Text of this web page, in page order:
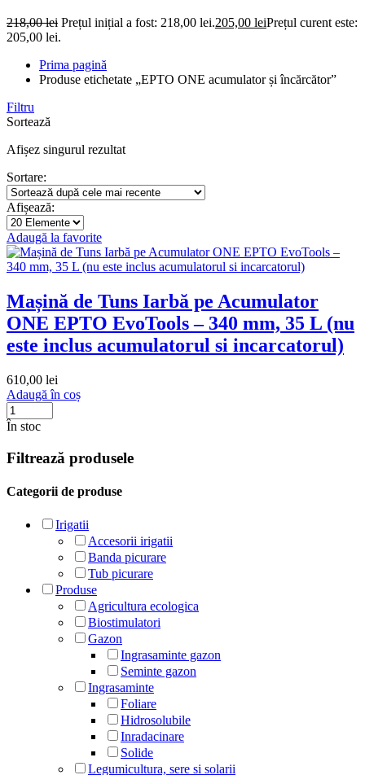
218,00lei Prețul inițial a fost: 218,00 lei.205,00 leiPrețul curent este:
205,00 lei.
Prima pagină
Produse etichetate „EPTO ONE acumulator și încărcător”
Filtru
Sortează
Afișez singurul rezultat
Sortare:
Afișează:
Adaugă la favorite
Mașină de Tuns Iarbă pe Acumulator
ONE EPTO EvoTools – 340 mm, 35 L (nu
este inclus acumulatorul si incarcatorul)
610,00 lei
Adaugă în coș
În stoc
Filtrează produsele
Categorii de produse
Irigatii
Accesorii irigatii
Banda picurare
Tub picurare
Produse
Agricultura ecologica
Biostimulatori
Gazon
Ingrasaminte gazon
Seminte gazon
Ingrasaminte
Foliare
Hidrosolubile
Inradacinare
Solide
Legumicultura, sere si solarii